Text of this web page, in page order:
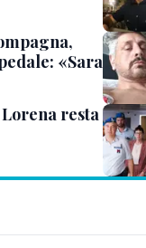
«Sara
resta